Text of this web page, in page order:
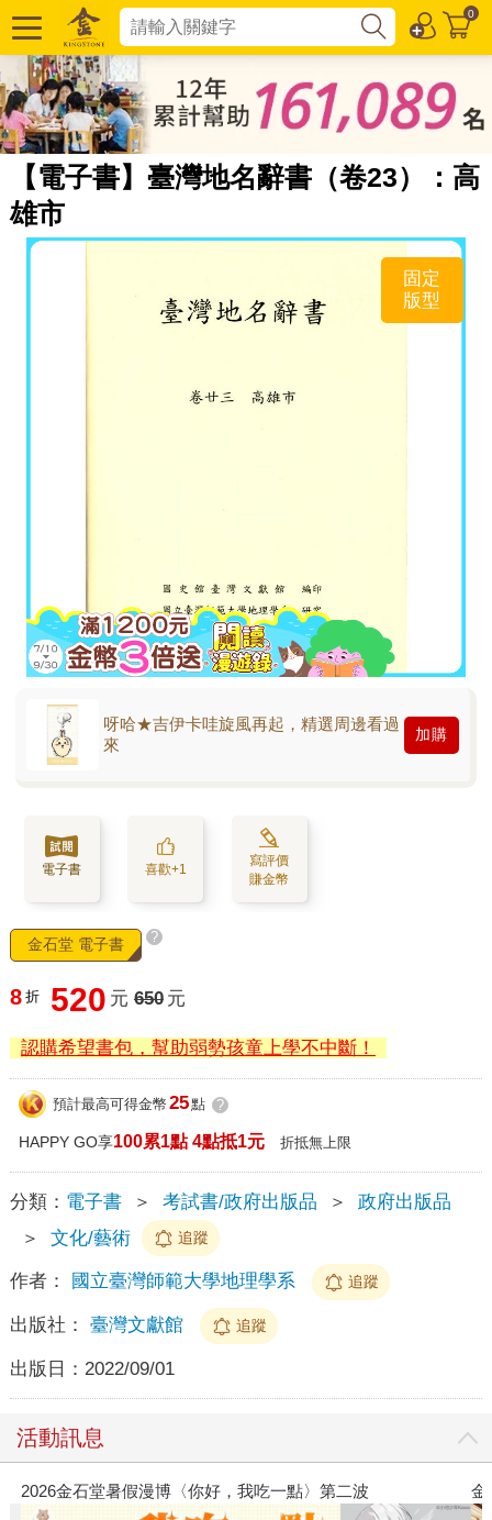
0
【電子書】臺灣地名辭書（卷23）：高
雄市
固定
版型
呀哈★吉伊卡哇旋風再起，精選周邊看過
來
加購
電子書 喜歡+1
寫評價
賺金幣
金石堂 電子書 ?
8 折 520 元 650 元
認購希望書包，幫助弱勢孩童上學不中斷！
預計最高可得金幣 25點 ?
HAPPY GO享100累1點 4點抵1元 折抵無上限
分類： 電子書 ＞ 考試書/政府出版品 ＞
政府出版品
＞
文化/藝術 追蹤
作者： 國立臺灣師範大學地理學系 追蹤
出版社： 臺灣文獻館 追蹤
出版日： 2022/09/01
活動訊息
金石堂2026海外優惠：電子書